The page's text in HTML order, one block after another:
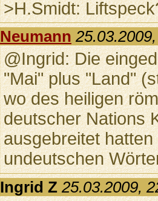
>H.Smidt:
Neumann
@Ingrid: Die
"Mai" plus "Land"
wo des heiligen
deutscher Nations
ausgebreitet
undeutschen
Ingrid Z 25.03.2009,